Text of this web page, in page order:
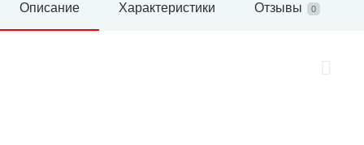
Описание Характеристики Отзывы 0